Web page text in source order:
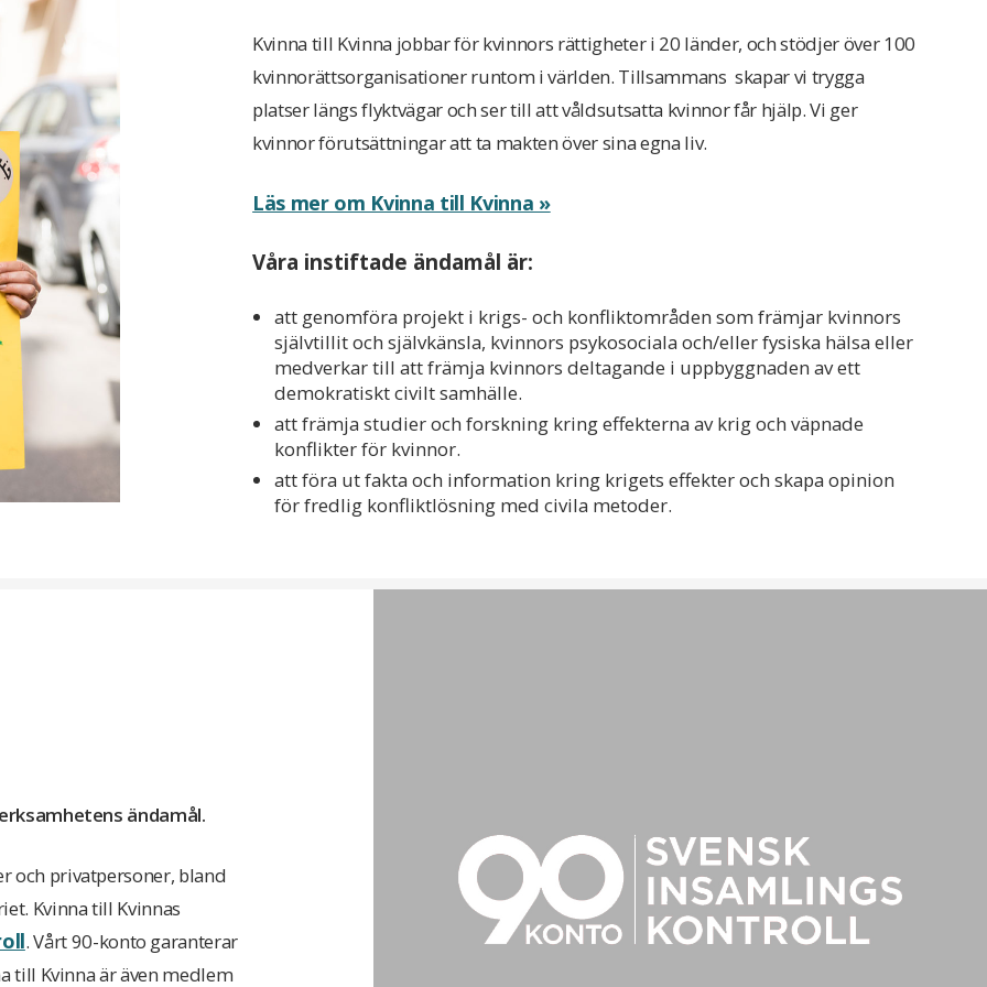
(UN Peacebuilding Fund)
för 2024
årsrapporten för 2023
ersättning till högsta tjänsteman (pdf)
korruptionspolicy (pdf)
Kvinna till Kvinna jobbar för kvinnors rättigheter i 20 länder, och stödjer över 100
kvinnorättsorganisationer runtom i världen. Tillsammans skapar vi trygga
platser längs flyktvägar och ser till att våldsutsatta kvinnor får hjälp. Vi ger
kvinnor förutsättningar att ta makten över sina egna liv.
Läs mer om Kvinna till Kvinna »
Våra instiftade ändamål är:
att genomföra projekt i krigs- och konfliktområden som främjar kvinnors
självtillit och självkänsla, kvinnors psykosociala och/eller fysiska hälsa eller
medverkar till att främja kvinnors deltagande i uppbyggnaden av ett
demokratiskt civilt samhälle.
att främja studier och forskning kring effekterna av krig och väpnade
konflikter för kvinnor.
att föra ut fakta och information kring krigets effekter och skapa opinion
för fredlig konfliktlösning med civila metoder.
ändamål.
och privatpersoner, bland
Kvinna till Kvinnas
. Vårt 90-konto garanterar
till Kvinna är även medlem